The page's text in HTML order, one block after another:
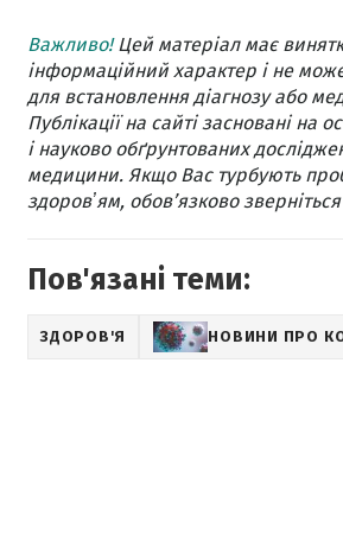
Важливо!Цей матеріал має
інформаційний характер і не
для встановлення діагнозу або
Публікації на сайті засновані на
і науково обґрунтованих
медицини. Якщо Вас турбують
здоровʼям, обов’язково
Пов'язані теми:
ЗДОРОВ'Я НОВИНИ ПРО